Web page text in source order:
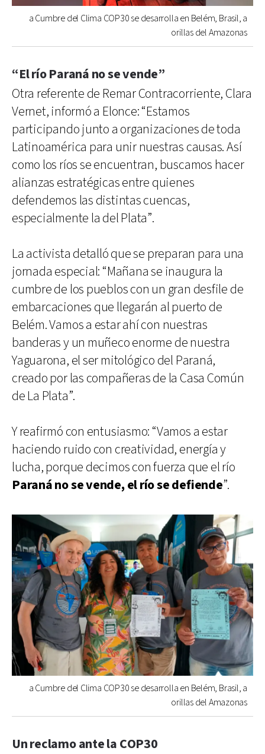
a Cumbre del Clima COP30 se desarrolla en Belém, Brasil, a
orillas del Amazonas
“El río Paraná no se vende”
Otra referente de Remar Contracorriente, Clara
Vernet, informó a Elonce: “Estamos
participando junto a organizaciones de toda
Latinoamérica para unir nuestras causas. Así
como los ríos se encuentran, buscamos hacer
alianzas estratégicas entre quienes
defendemos las distintas cuencas,
especialmente la del Plata”.
La activista detalló que se preparan para una
jornada especial: “Mañana se inaugura la
cumbre de los pueblos con un gran desfile de
embarcaciones que llegarán al puerto de
Belém. Vamos a estar ahí con nuestras
banderas y un muñeco enorme de nuestra
Yaguarona, el ser mitológico del Paraná,
creado por las compañeras de la Casa Común
de La Plata”.
Y reafirmó con entusiasmo: “Vamos a estar
haciendo ruido con creatividad, energía y
lucha, porque decimos con fuerza que el río
Paraná no se vende, el río se defiende”.
a Cumbre del Clima COP30 se desarrolla en Belém, Brasil, a
orillas del Amazonas
Un reclamo ante la COP30